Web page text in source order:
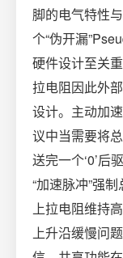
脚的电气特性
个“伪开漏
硬件设计至关
拉电阻因此外
设计。主动加
议中当需要将
送完一个‘0’后
“加速脉冲”强
上拉电阻维持
上升沿缓慢问